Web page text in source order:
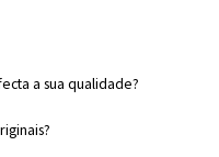
a sua qualidade?